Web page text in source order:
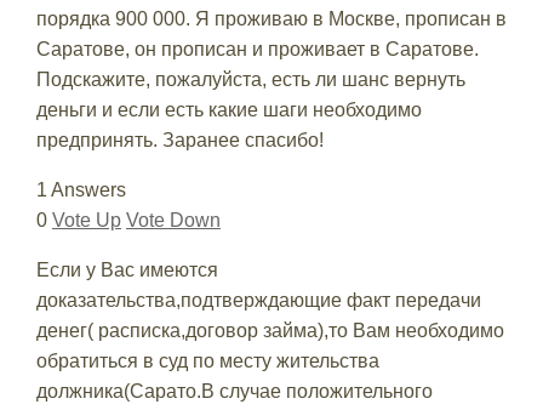
порядка 900 000. Я проживаю в Москве, прописан в
Саратове, он прописан и проживает в Саратове.
Подскажите, пожалуйста, есть ли шанс вернуть
деньги и если есть какие шаги необходимо
предпринять. Заранее спасибо!
1 Answers
0 Vote Up Vote Down
Если у Вас имеются
доказательства,подтверждающие факт передачи
денег( расписка,договор займа),то Вам необходимо
обратиться в суд по месту жительства
должника(Сарато.В случае положительного